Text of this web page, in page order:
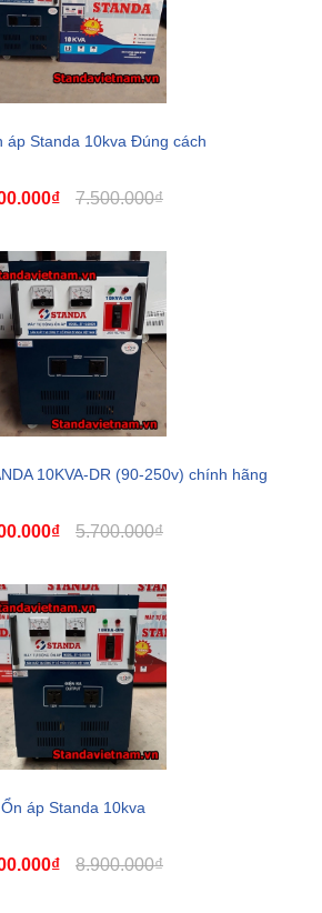
áp Standa 10kva Đúng cách
7.500.000₫
10KVA-DR (90-250v) chính hãng
5.700.000₫
Ổn áp Standa 10kva
8.900.000₫